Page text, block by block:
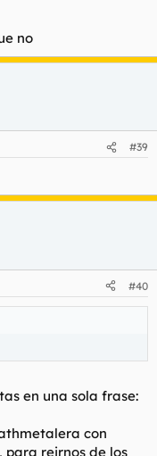
no
#39
#40
en una sola frase:
con
para reirnos de los